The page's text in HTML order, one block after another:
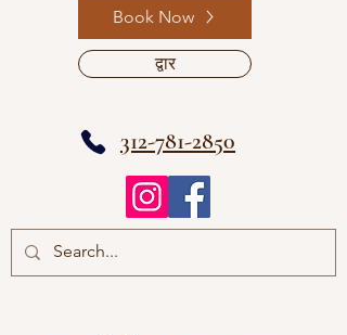
द्वार
Book Now
312-781-2850